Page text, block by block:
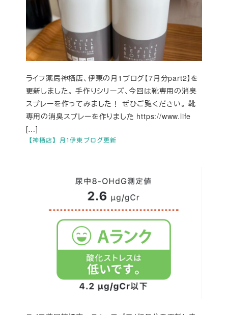
【神栖店】月1伊東ブログ更新
ライフ薬局神栖店、伊東の月1ブログ【7月分part2】を
更新しました。 手作りシリーズ、今回は靴専用の消臭
スプレーを作ってみました！ ぜひご覧ください。 靴
専用の消臭スプレーを作りました https://www.life
[…]